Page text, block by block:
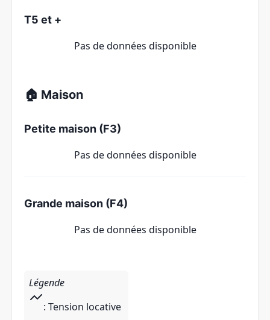
T5 et +
Pas de données disponible
🏠 Maison
Petite maison (F3)
Pas de données disponible
Grande maison (F4)
Pas de données disponible
Légende
: Tension locative